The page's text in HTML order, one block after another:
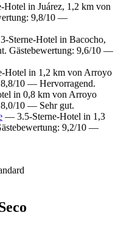
in Juárez, 1,2 km von
9,8/10 —
Sterne-Hotel in Bacocho,
Gästebewertung: 9,6/10 —
in 1,2 km von Arroyo
8,8/10 — Hervorragend.
in 0,8 km von Arroyo
8,0/10 — Sehr gut.
— 3.5-Sterne-Hotel in 1,3
9,2/10 —